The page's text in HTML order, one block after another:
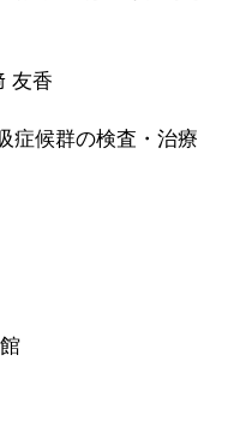
友香
症候群の検査・治療